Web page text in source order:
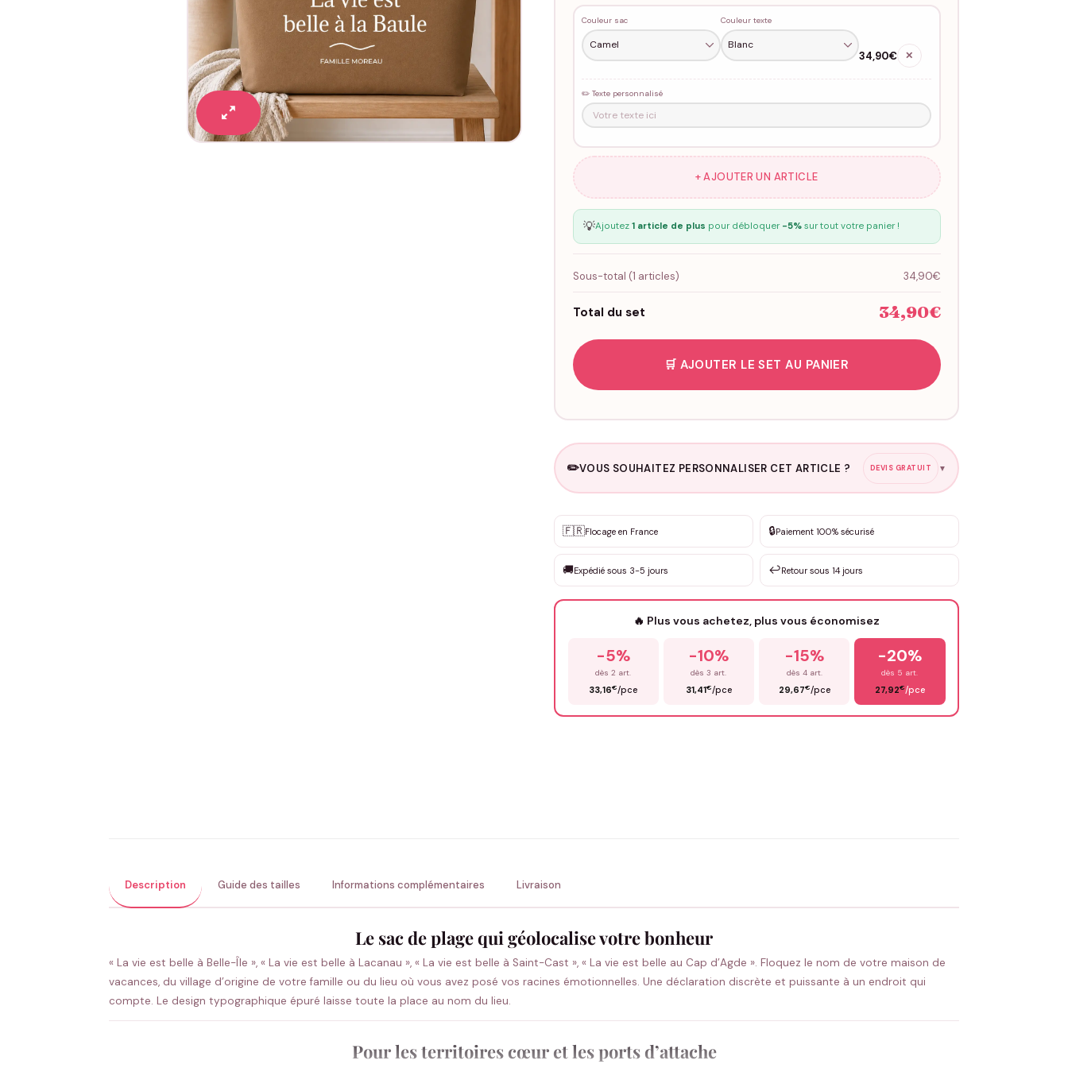
Couleur sac Couleur texte
34,90€ ✕
✏️ Texte personnalisé
+ AJOUTER UN ARTICLE
💡Ajoutez 1 article de plus pour débloquer -5%sur tout votre panier !
Sous-total (1 articles) 34,90€
Total du set 34,90€
🛒 AJOUTER LE SET AU PANIER
✏️VOUS SOUHAITEZ PERSONNALISER CET ARTICLE ? DEVIS GRATUIT ▼
✨ Personnalisation sur mesure
DEVIS GRATUIT · Personnalisation de 3 à 10€ selon la demande
Que souhaitez-vous ?
🇫🇷Flocage en France 🔒Paiement 100% sécurisé
🚚Expédié sous 3-5 jours ↩️Retour sous 14 jours
🔥 Plus vous achetez, plus vous économisez
-5%
dès 2 art.
33,16€/pce
-10%
dès 3 art.
31,41€/pce
-15%
dès 4 art.
29,67€/pce
-20%
dès 5 art.
27,92€/pce
Description Guide des tailles Informations complémentaires Livraison
Le sac de plage qui géolocalise votre bonheur
« La vie est belle à Belle-Île », « La vie est belle à Lacanau », « La vie est belle à Saint-Cast », « La vie est belle au Cap d’Agde ». Floquez le nom de votre maison de
vacances, du village d’origine de votre famille ou du lieu où vous avez posé vos racines émotionnelles. Une déclaration discrète et puissante à un endroit qui
compte. Le design typographique épuré laisse toute la place au nom du lieu.
Pour les territoires cœur et les ports d’attache